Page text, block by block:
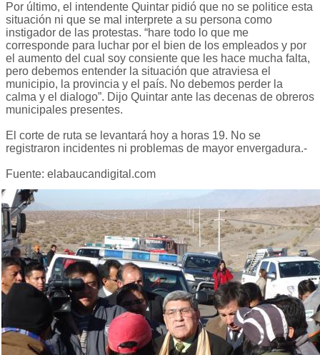
Por último, el intendente Quintar pidió que no se politice esta
situación ni que se mal interprete a su persona como
instigador de las protestas. “hare todo lo que me
corresponde para luchar por el bien de los empleados y por
el aumento del cual soy consiente que les hace mucha falta,
pero debemos entender la situación que atraviesa el
municipio, la provincia y el país. No debemos perder la
calma y el dialogo”. Dijo Quintar ante las decenas de obreros
municipales presentes.
El corte de ruta se levantará hoy a horas 19. No se
registraron incidentes ni problemas de mayor envergadura.-
Fuente: elabaucandigital.com